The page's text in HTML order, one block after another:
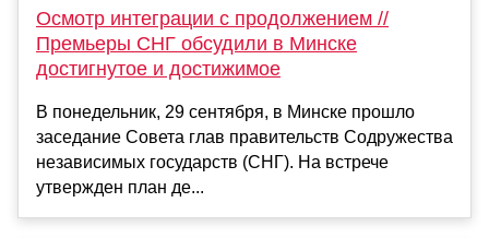
Осмотр интеграции с продолжением //
Премьеры СНГ обсудили в Минске
достигнутое и достижимое
В понедельник, 29 сентября, в Минске прошло
заседание Совета глав правительств Содружества
независимых государств (СНГ). На встрече
утвержден план де...